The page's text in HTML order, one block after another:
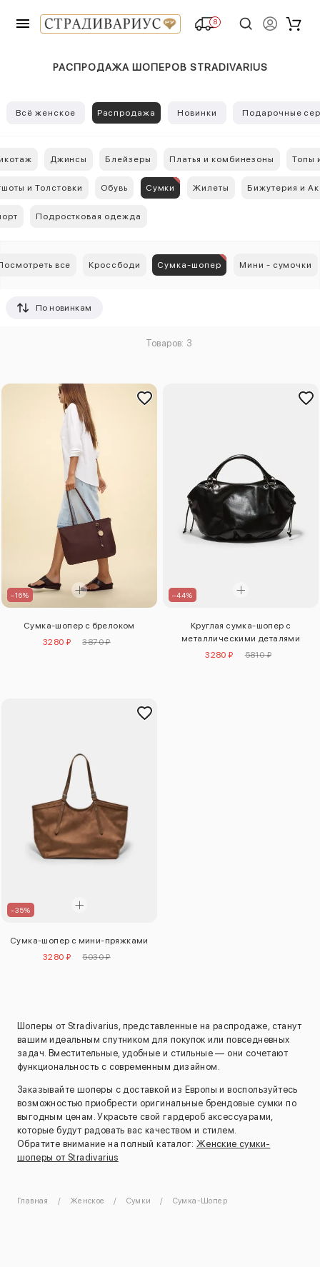
8
РАСПРОДАЖА ШОПЕРОВ STRADIVARIUS
Всё женское Распродажа Новинки Подарочные
Джинсы Блейзеры Платья и комбинезоны Топы
и Толстовки Обувь Сумки Жилеты Бижутерия и
Подростковая одежда
все Кроссбоди Сумка-шопер Мини - сумочки
По новинкам
Товаров: 3
–16%
Сумка-шопер с брелоком
3280 ₽
3870 ₽
–44%
Круглая сумка-шопер с
металлическими деталями
3280 ₽
5810 ₽
–35%
Сумка-шопер с мини-пряжками
3280 ₽
5030 ₽
Шоперы от Stradivarius, представленные на распродаже, станут
вашим идеальным спутником для покупок или повседневных
задач. Вместительные, удобные и стильные — они сочетают
функциональность с современным дизайном.
Заказывайте шоперы с доставкой из Европы и воспользуйтесь
возможностью приобрести оригинальные брендовые сумки по
выгодным ценам. Украсьте свой гардероб аксессуарами,
которые будут радовать вас качеством и стилем.
Обратите внимание на полный каталог: Женские сумки-
шоперы от Stradivarius
Главная Женское Сумки Сумка-Шопер